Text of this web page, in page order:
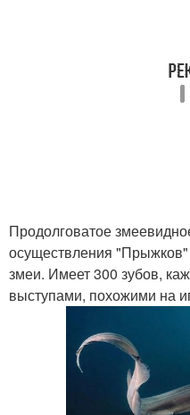
Продолговатое
осуществления "Прыжков"
змеи. Имеет 300 зубов,
выступами, похожими на